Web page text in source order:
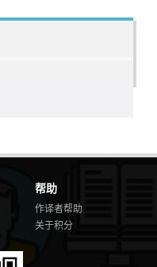
帮助
作译者帮助
关于积分